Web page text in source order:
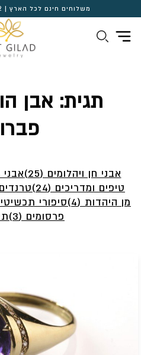
משלוחים חינם לכל הארץ | 12 תשלומים ללא ריבית
תגית:אבן
אבני חן ויהלומים (25)
אבני
טיפים ומדריכים (24)
טרנדים
מן היהדות (4)
סיפורי תכשיטים
פרסומים (3)